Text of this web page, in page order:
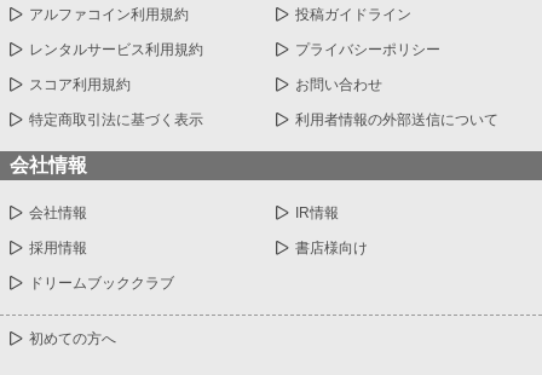
アルファコイン利用規約 投稿ガイドライン
レンタルサービス利用規約 プライバシーポリシー
スコア利用規約 お問い合わせ
特定商取引法に基づく表示 利用者情報の外部送信について
会社情報
会社情報 IR情報
採用情報 書店様向け
ドリームブッククラブ
初めての方へ